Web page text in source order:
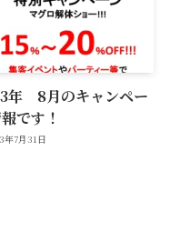
年 8月のキャンペー
です！
年7月31日